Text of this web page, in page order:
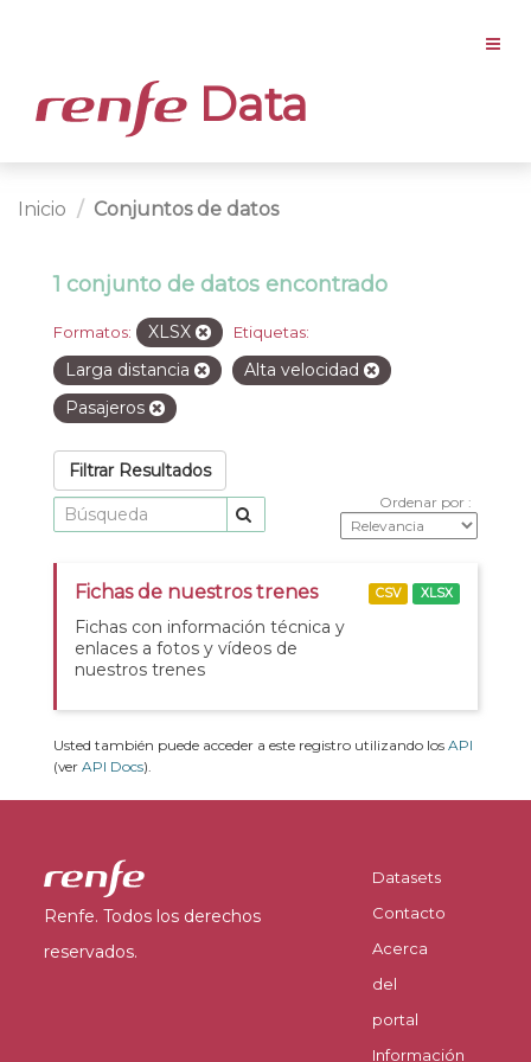
Data
Inicio Conjuntos de datos
1 conjunto de datos encontrado
Formatos: XLSX Etiquetas:
Larga distancia
Alta velocidad
Pasajeros
Filtrar Resultados
Ordenar por
Fichas de nuestros trenes
Fichas con información técnica y
enlaces a fotos y vídeos de
nuestros trenes
CSV XLSX
Usted también puede acceder a este registro utilizando los API
(ver API Docs).
Renfe. Todos los derechos
reservados.
Datasets
Contacto
Acerca
del
portal
Información